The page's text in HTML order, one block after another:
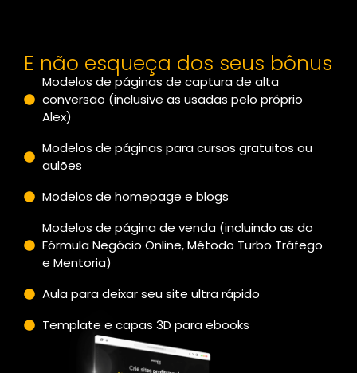
E não esqueça dos seus bônus
Modelos de páginas de captura de alta
conversão (inclusive as usadas pelo próprio
Alex)
Modelos de páginas para cursos gratuitos ou
aulões
Modelos de homepage e blogs
Modelos de página de venda (incluindo as do
Fórmula Negócio Online, Método Turbo Tráfego
e Mentoria)
Aula para deixar seu site ultra rápido
Template e capas 3D para ebooks